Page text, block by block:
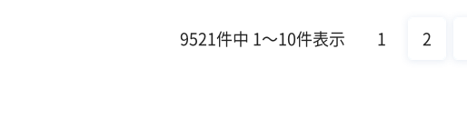
9521件中 1～10件表示 1 2